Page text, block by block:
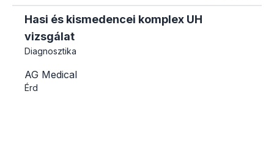
Hasi és kismedencei komplex UH
vizsgálat
Diagnosztika
AG Medical
Érd